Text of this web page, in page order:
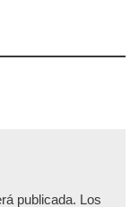
publicada. Los